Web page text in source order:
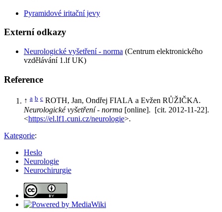
Pyramidové iritační jevy
Externí odkazy
Neurologické vyšetření - norma (Centrum elektronického
vzdělávání 1.lf UK)
Reference
↑ a b c ROTH, Jan, Ondřej FIALA a Evžen RŮŽIČKA.
Neurologické vyšetření - norma [online]. [cit. 2012-11-22].
<https://el.lf1.cuni.cz/neurologie>.
Kategorie:
Heslo
Neurologie
Neurochirurgie